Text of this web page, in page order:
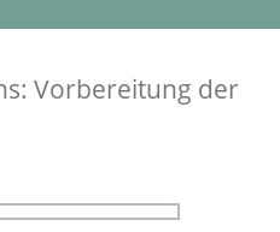
Vor­be­reitung der